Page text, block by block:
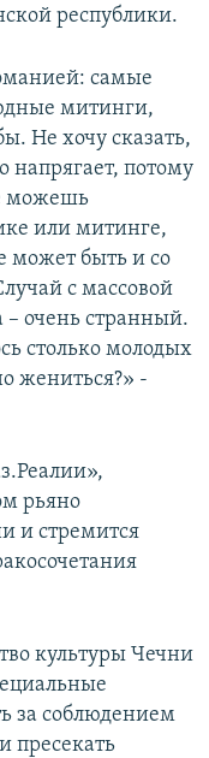
республики.
самые
митинги,
Не хочу сказать,
напрягает, потому
можешь
или митинге,
может быть и со
с массовой
– очень странный.
столько молодых
жениться?» -
рьяно
и стремится
культуры Чечни
за соблюдением
пресекать